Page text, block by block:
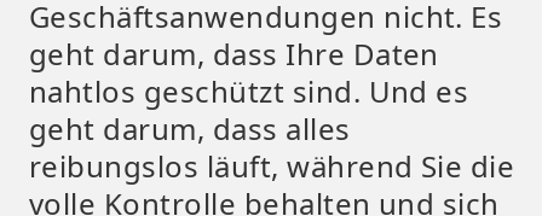
Geschäftsanwendungen nicht. Es
geht darum, dass Ihre Daten
nahtlos geschützt sind. Und es
geht darum, dass alles
reibungslos läuft, während Sie die
volle Kontrolle behalten und sich